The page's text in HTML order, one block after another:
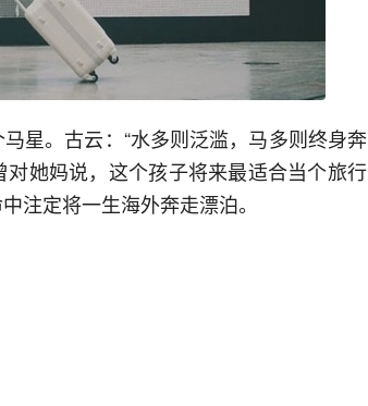
星。古云：“水多则泛滥，马多则终身奔
对她妈说，这个孩子将来最适合当个旅行
注定将一生海外奔走漂泊。